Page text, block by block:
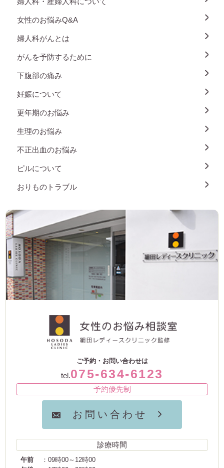
女性のお悩みQ&A
婦人科がんとは
がんを予防するために
下腹部の痛み
妊娠について
更年期のお悩み
生理のお悩み
不正出血のお悩み
ピルについて
おりものトラブル
ご予約・お問い合わせは
tel.075-634-6123
予約優先制
お問い合わせ
診療時間
午前
：09時00～12時00